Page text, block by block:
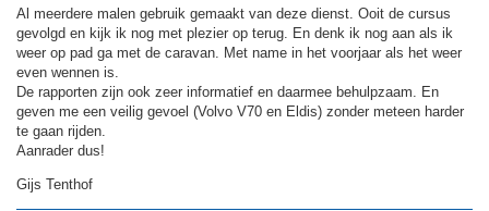
Al meerdere malen gebruik gemaakt van deze dienst. Ooit de cursus
gevolgd en kijk ik nog met plezier op terug. En denk ik nog aan als ik
weer op pad ga met de caravan. Met name in het voorjaar als het weer
even wennen is.
De rapporten zijn ook zeer informatief en daarmee behulpzaam. En
geven me een veilig gevoel (Volvo V70 en Eldis) zonder meteen harder
te gaan rijden.
Aanrader dus!
Gijs Tenthof